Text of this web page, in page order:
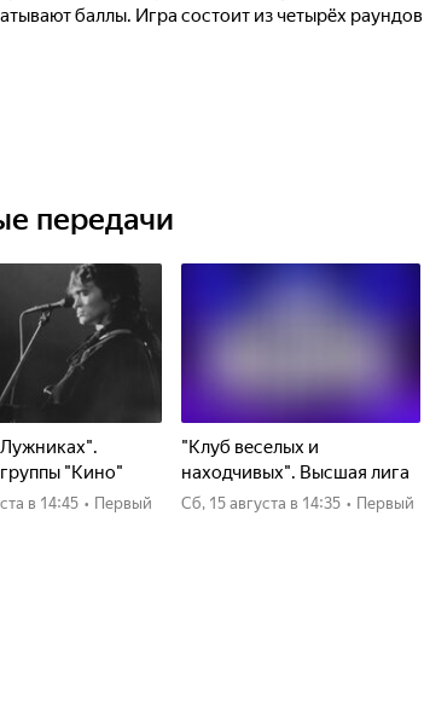
баллы. Игра состоит из четырёх раундов
передачи
"Кино"
в 14:45 • Первый
"Клуб веселых и
находчивых". Высшая лига
сб, 15 августа в 14:35 • Первый